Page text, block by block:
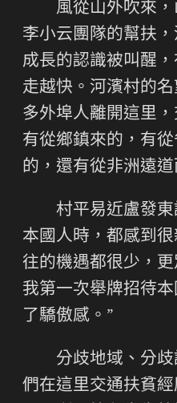
風從山外吹來
李小云團隊的幫扶
成長的認識被叫醒
走越快。河濱村的
多外埠人離開這里
有從鄉鎮來的，有
的，還有從非洲遠道
村平易近盧發
本國人時，都感到
往的機遇都很少，
我第一次舉牌招待
了驕傲感。”
分歧地域、分
們在這里交通扶貧